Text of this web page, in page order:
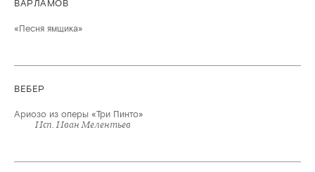
ВАРЛАМОВ
«Песня ямщика»
ВЕБЕР
Ариозо из оперы «Три Пинто»
Исп. Иван Мелентьев